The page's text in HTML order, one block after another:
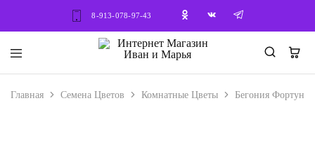
8-913-078-97-43
Интернет
Иван
Семена
Саженцы
Главная Семена Цветов Комнатные Цветы Бегония Фортун